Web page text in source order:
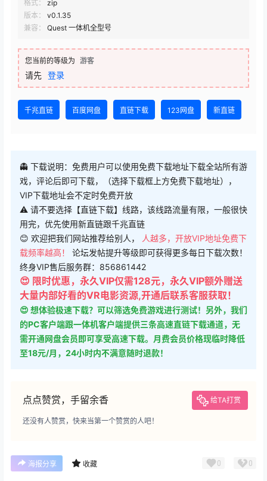
格式：
zip
版本：
v0.1.35
兼容：
Quest 一体机全型号
您当前的等级为 游客
请先 登录
千兆直链 百度网盘 直链下载 123网盘 新直链
👻 下载说明：免费用户可以使用免费下载地址下载全站所有游
戏，评论后即可下载，（选择下载框上方免费下载地址），
VIP下载地址会不定时免费开放
⚠ 请不要选择【直链下载】线路，该线路流量有限，一般很快
用完，优先使用新直链跟千兆直链
😊 欢迎把我们网站推荐给别人，
人越多，开放VIP地址免费下
载频率越高！ 论坛发帖提升等级即可获得更多每日下载次数！
终身VIP售后服务群：856861442
😍 限时优惠，永久VIP仅需128元，永久VIP额外赠送
大量内部好看的VR电影资源,开通后联系客服获取！
😍 想体验极速下载？可以筛选免费游戏进行测试！另外，我们
的PC客户端跟一体机客户端提供三条高速直链下载通道，无
需开通网盘会员即可享受高速下载。月费会员价格现临时降低
至18元/月，24小时内不满意随时退款！
点点赞赏，手留余香 给TA打赏
还没有人赞赏，快来当第一个赞赏的人吧！
海报分享 收藏 0 0